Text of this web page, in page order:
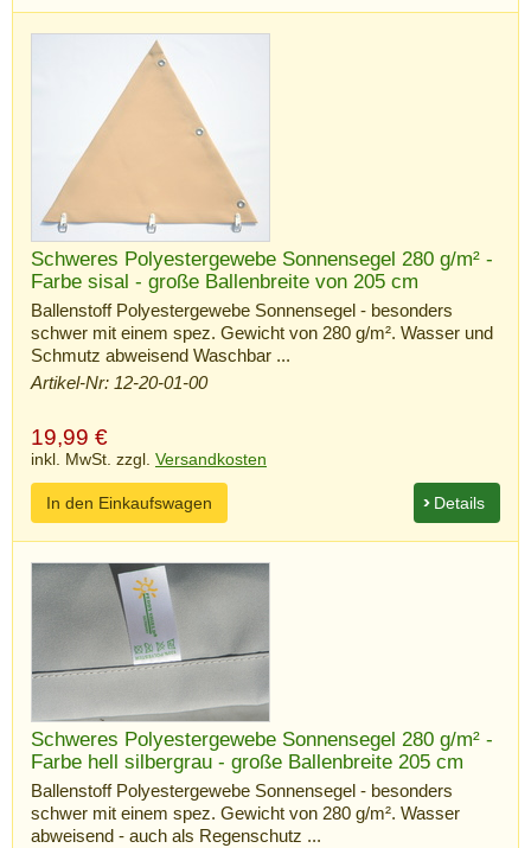
Schweres Polyestergewebe Sonnensegel 280 g/m² -
Farbe sisal - große Ballenbreite von 205 cm
Ballenstoff Polyestergewebe Sonnensegel - besonders
schwer mit einem spez. Gewicht von 280 g/m². Wasser und
Schmutz abweisend Waschbar ...
Artikel-Nr: 12-20-01-00
19,99 €
inkl. MwSt. zzgl. Versandkosten
Details
In den Einkaufswagen
Schweres Polyestergewebe Sonnensegel 280 g/m² -
Farbe hell silbergrau - große Ballenbreite 205 cm
Ballenstoff Polyestergewebe Sonnensegel - besonders
schwer mit einem spez. Gewicht von 280 g/m². Wasser
abweisend - auch als Regenschutz ...